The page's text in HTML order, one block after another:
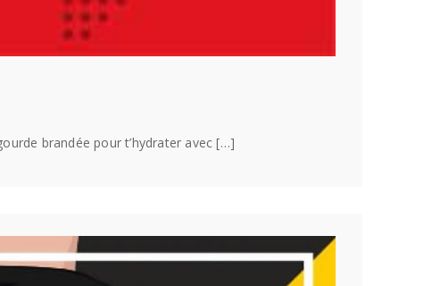
brandée pour t’hydrater avec […]